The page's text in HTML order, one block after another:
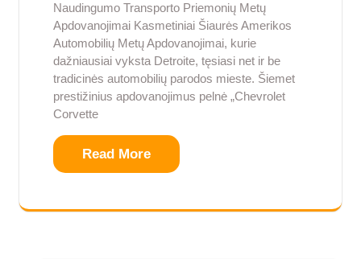
Naudingumo Transporto Priemonių Metų
Apdovanojimai Kasmetiniai Šiaurės Amerikos
Automobilių Metų Apdovanojimai, kurie
dažniausiai vyksta Detroite, tęsiasi net ir be
tradicinės automobilių parodos mieste. Šiemet
prestižinius apdovanojimus pelnė „Chevrolet
Corvette
Read More